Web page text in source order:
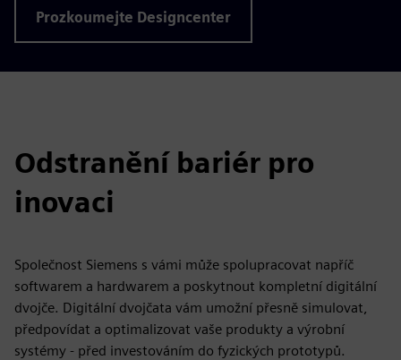
Prozkoumejte Designcenter
Odstranění bariér pro
inovaci
Společnost Siemens s vámi může spolupracovat napříč
softwarem a hardwarem a poskytnout kompletní digitální
dvojče. Digitální dvojčata vám umožní přesně simulovat,
předpovídat a optimalizovat vaše produkty a výrobní
systémy - před investováním do fyzických prototypů.